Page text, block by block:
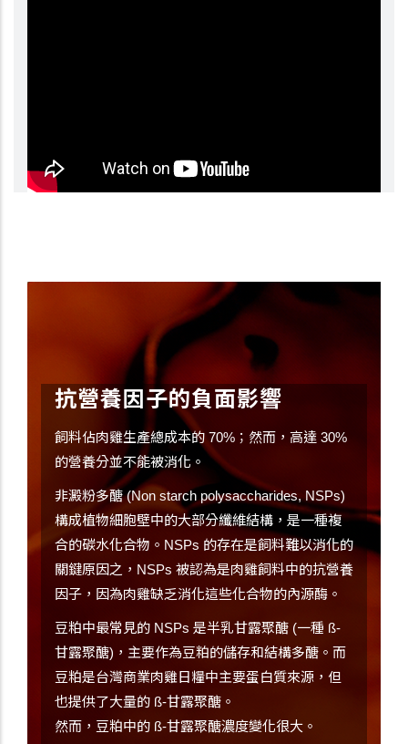
抗營養因子的負面影響
飼料佔肉雞生產總成本的 70%；然而，高達 30%
的營養分並不能被消化。
非澱粉多醣 (Non starch polysaccharides, NSPs)
構成植物細胞壁中的大部分纖維結構，是一種複
合的碳水化合物。NSPs 的存在是飼料難以消化的
關鍵原因之，NSPs 被認為是肉雞飼料中的抗營養
因子，因為肉雞缺乏消化這些化合物的內源酶。
豆粕中最常見的 NSPs 是半乳甘露聚醣 (一種 ß-
甘露聚醣)，主要作為豆粕的儲存和結構多醣。而
豆粕是台灣商業肉雞日糧中主要蛋白質來源，但
也提供了大量的 ß-甘露聚醣。
然而，豆粕中的 ß-甘露聚醣濃度變化很大。